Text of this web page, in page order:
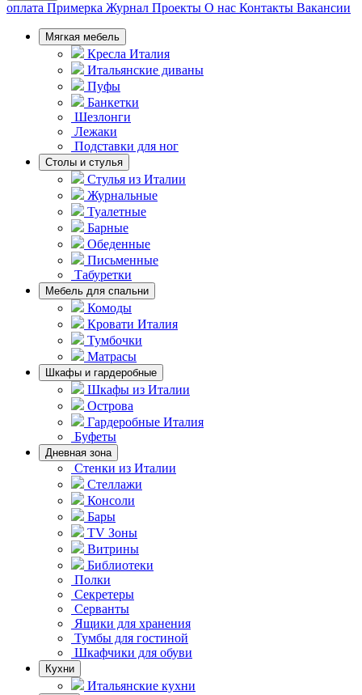
оплата Примерка Журнал Проекты О нас Контакты Вакансии
Мягкая мебель
Кресла Италия
Итальянские диваны
Пуфы
Банкетки
Шезлонги
Лежаки
Подставки для ног
Столы и стулья
Стулья из Италии
Журнальные
Туалетные
Барные
Обеденные
Письменные
Табуретки
Мебель для спальни
Комоды
Кровати Италия
Тумбочки
Матрасы
Шкафы и гардеробные
Шкафы из Италии
Острова
Гардеробные Италия
Буфеты
Дневная зона
Стенки из Италии
Стеллажи
Консоли
Бары
TV Зоны
Витрины
Библиотеки
Полки
Секретеры
Серванты
Ящики для хранения
Тумбы для гостиной
Шкафчики для обуви
Кухни
Итальянские кухни